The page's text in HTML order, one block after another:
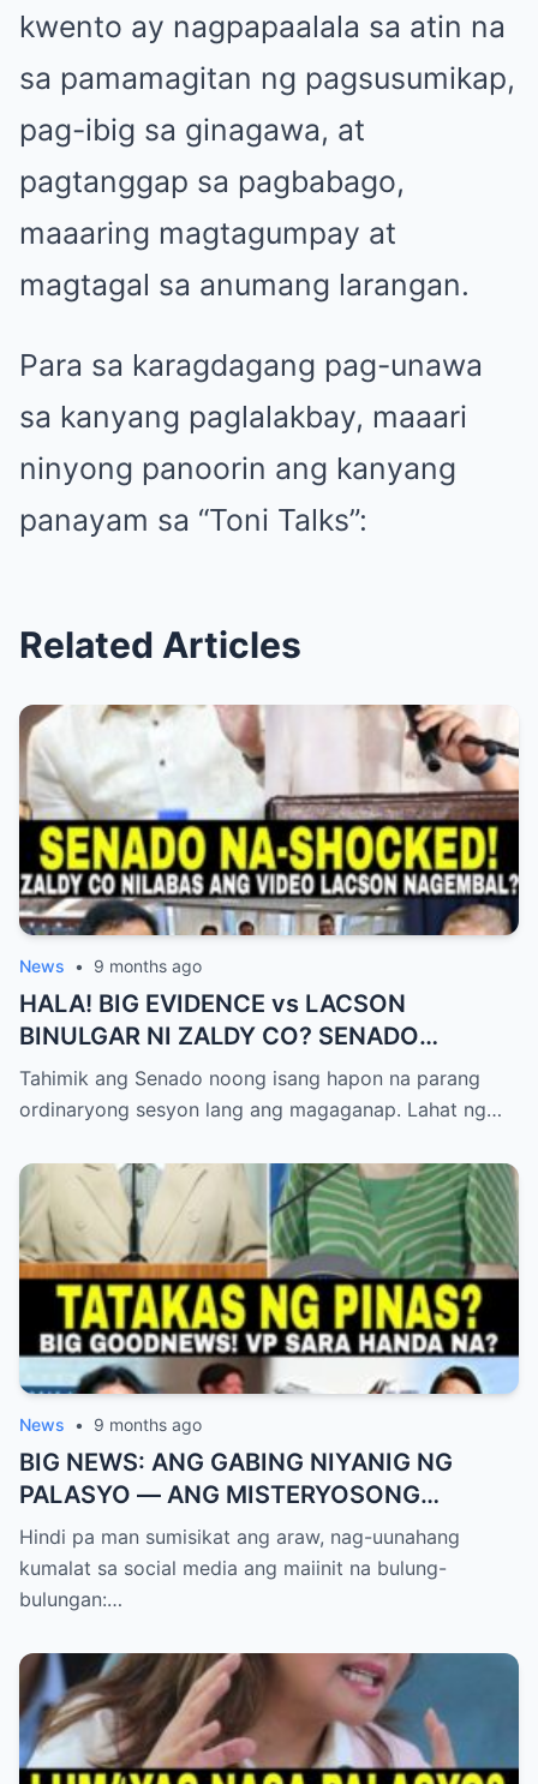
kwento ay nagpapaalala sa atin na
sa pamamagitan ng pagsusumikap,
pag-ibig sa ginagawa, at
pagtanggap sa pagbabago,
maaaring magtagumpay at
magtagal sa anumang larangan.
Para sa karagdagang pag-unawa
sa kanyang paglalakbay, maaari
ninyong panoorin ang kanyang
panayam sa “Toni Talks”:
Related Articles
News • 9 months ago
HALA! BIG EVIDENCE vs LACSON
BINULGAR NI ZALDY CO? SENADO
NASHOCK SA SIKRETO NA KINABAHAN
PAti SI SOTTO!
Tahimik ang Senado noong isang hapon na parang
ordinaryong sesyon lang ang magaganap. Lahat ng…
News • 9 months ago
BIG NEWS: ANG GABING NIYANIG NG
PALASYO — ANG MISTERYOSONG
PAGLIPAD NG ISANG JUNYOR AT ANG
DUMULOG NA LIHIM NINA PINGKY AT
KLER
Hindi pa man sumisikat ang araw, nag-uunahang
kumalat sa social media ang maiinit na bulung-
bulungan:…